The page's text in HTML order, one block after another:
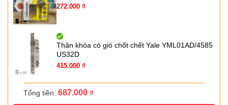
Giá
gốc
là:
454.300 ₫.
272.000 ₫
Thân khóa cò gió chốt chết Yale YML01AD/4585
US32D
Giá
là:
638.000 ₫.
415.000 ₫
tại
là:
Tổng tiền: 687.000 ₫